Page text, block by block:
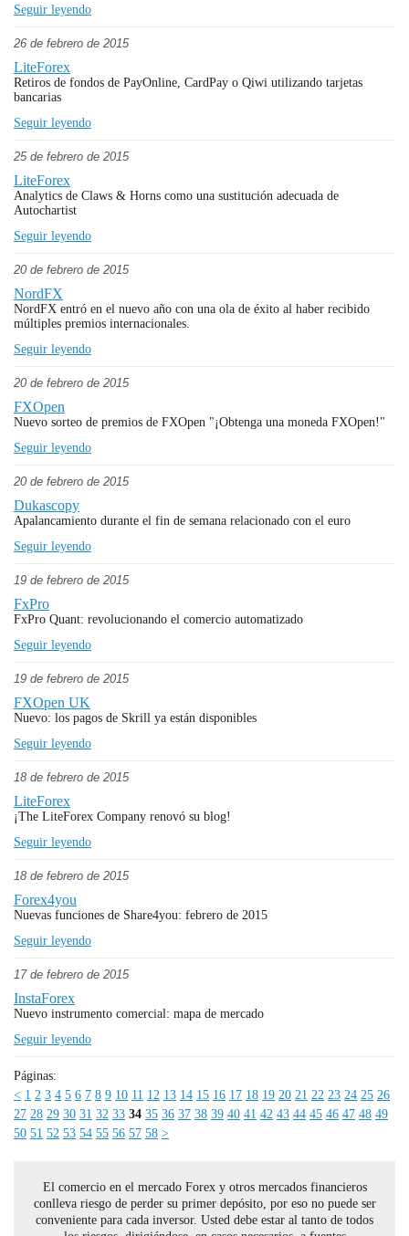
Seguir leyendo
26 de febrero de 2015
LiteForex
Retiros de fondos de PayOnline, CardPay o Qiwi utilizando tarjetas
bancarias
Seguir leyendo
25 de febrero de 2015
LiteForex
Analytics de Claws & Horns como una sustitución adecuada de
Autochartist
Seguir leyendo
20 de febrero de 2015
NordFX
NordFX entró en el nuevo año con una ola de éxito al haber recibido
múltiples premios internacionales.
Seguir leyendo
20 de febrero de 2015
FXOpen
Nuevo sorteo de premios de FXOpen "¡Obtenga una moneda FXOpen!"
Seguir leyendo
20 de febrero de 2015
Dukascopy
Apalancamiento durante el fin de semana relacionado con el euro
Seguir leyendo
19 de febrero de 2015
FxPro
FxPro Quant: revolucionando el comercio automatizado
Seguir leyendo
19 de febrero de 2015
FXOpen UK
Nuevo: los pagos de Skrill ya están disponibles
Seguir leyendo
18 de febrero de 2015
LiteForex
¡The LiteForex Company renovó su blog!
Seguir leyendo
18 de febrero de 2015
Forex4you
Nuevas funciones de Share4you: febrero de 2015
Seguir leyendo
17 de febrero de 2015
InstaForex
Nuevo instrumento comercial: mapa de mercado
Seguir leyendo
Páginas:
< 1 2 3 4 5 6 7 8 9 10 11 12 13 14 15 16 17 18 19 20 21 22 23 24 25 26
27 28 29 30 31 32 33 34 35 36 37 38 39 40 41 42 43 44 45 46 47 48 49
50 51 52 53 54 55 56 57 58 >
El comercio en el mercado Forex y otros mercados financieros
conlleva riesgo de perder su primer depósito, por eso no puede ser
conveniente para cada inversor. Usted debe estar al tanto de todos